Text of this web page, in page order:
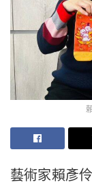
藝術家賴彥